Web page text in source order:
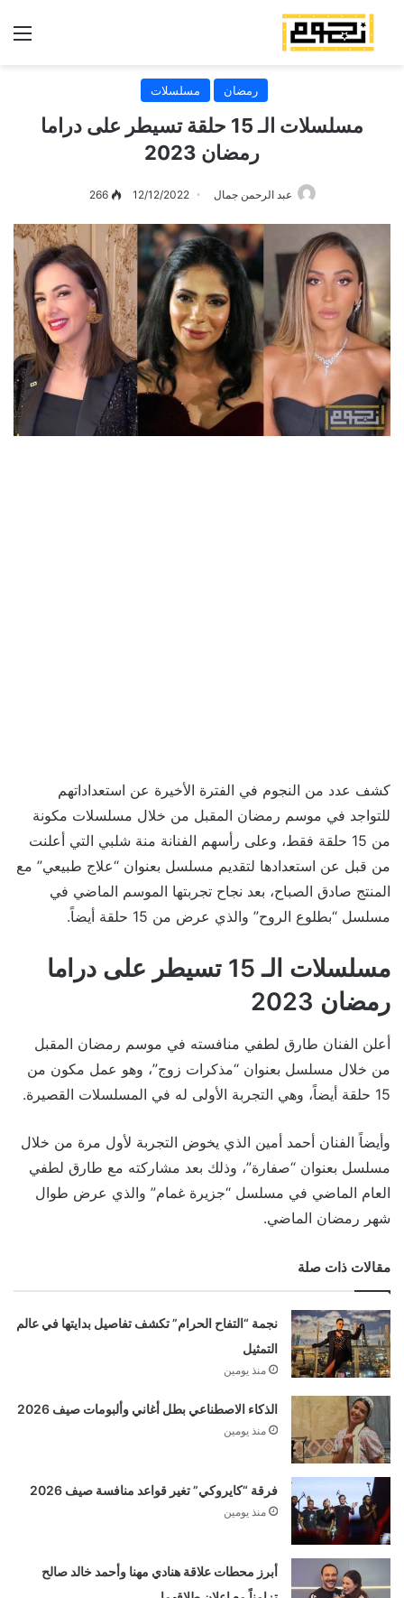
رمضان مسلسلات
مسلسلات الـ 15 حلقة تسيطر على دراما
رمضان 2023
عبد الرحمن جمال 12/12/2022
266
كشف عدد من النجوم في الفترة الأخيرة عن استعداداتهم
للتواجد في موسم رمضان المقبل من خلال مسلسلات مكونة
من 15 حلقة فقط، وعلى رأسهم الفنانة منة شلبي التي أعلنت
من قبل عن استعدادها لتقديم مسلسل بعنوان “علاج طبيعي” مع
المنتج صادق الصباح، بعد نجاح تجربتها الموسم الماضي في
مسلسل “بطلوع الروح” والذي عرض من 15 حلقة أيضاً.
مسلسلات الـ 15 تسيطر على دراما
رمضان 2023
أعلن الفنان طارق لطفي منافسته في موسم رمضان المقبل
من خلال مسلسل بعنوان “مذكرات زوج”، وهو عمل مكون من
15 حلقة أيضاً، وهي التجربة الأولى له في المسلسلات القصيرة.
وأيضاً الفنان أحمد أمين الذي يخوض التجربة لأول مرة من خلال
مسلسل بعنوان “صفارة”، وذلك بعد مشاركته مع طارق لطفي
العام الماضي في مسلسل “جزيرة غمام” والذي عرض طوال
شهر رمضان الماضي.
مقالات ذات صلة
نجمة “التفاح الحرام” تكشف تفاصيل بدايتها في عالم
التمثيل
منذ يومين
الذكاء الاصطناعي بطل أغاني وألبومات صيف 2026
منذ يومين
فرقة “كايروكي” تغير قواعد منافسة صيف 2026
منذ يومين
أبرز محطات علاقة هنادي مهنا وأحمد خالد صالح